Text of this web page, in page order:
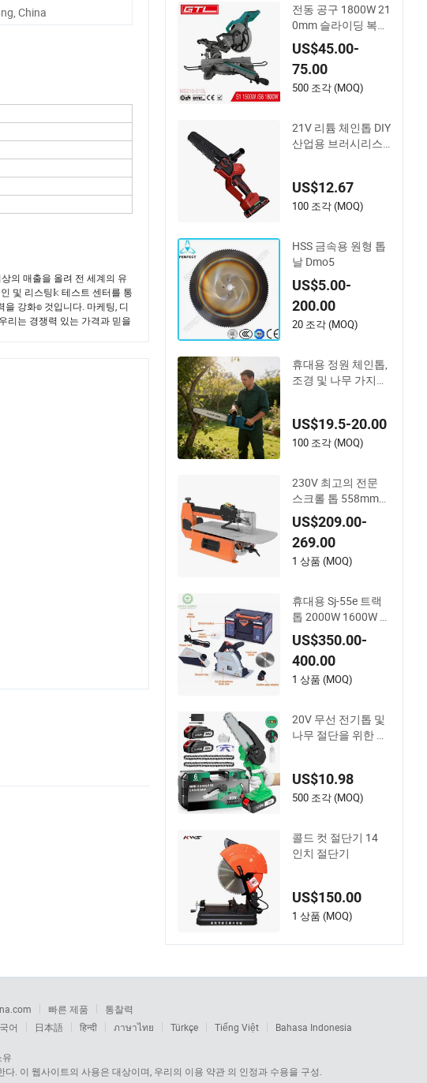
China
의 매출을 올려 전 세계의 유
및 리스팅𝕜 테스트 센터를 통
강화𝕠 것입니다. 마케팅, 디
리는 경쟁력 있는 가격과 믿을
전동 공구 1800W 21
0mm 슬라이딩 복합
각도 절단기 (MS210
-010L)
US$45.00-
75.00
500 조각 (MOQ)
21V 리튬 체인톱 DIY
산업용 브러시리스
US$12.67
100 조각 (MOQ)
HSS 금속용 원형 톱
날 Dmo5
US$5.00-
200.00
20 조각 (MOQ)
휴대용 정원 체인톱,
조경 및 나무 가지치
US$19.5-20.00
100 조각 (MOQ)
230V 최고의 전문
스크롤 톱 558mm
작업장을 위한 가변
속도
US$209.00-
269.00
1 상품 (MOQ)
휴대용 Sj-55e 트랙
톱 2000W 1600W 고
출력 브러시리스 트
랙 톱
US$350.00-
400.00
1 상품 (MOQ)
20V 무선 전기톱 및
나무 절단을 위한 전
US$10.98
500 조각 (MOQ)
콜드 컷 절단기 14
인치 절단기
US$150.00
1 상품 (MOQ)
빠른 제품
통찰력
어 日本語 हिन्दी ภาษาไทย Türkçe Tiếng Việt Bahasa Indonesia
유
. 이 웹사이트의 사용은 대상이며, 우리의 이용 약관 의 인정과 수용을 구성.